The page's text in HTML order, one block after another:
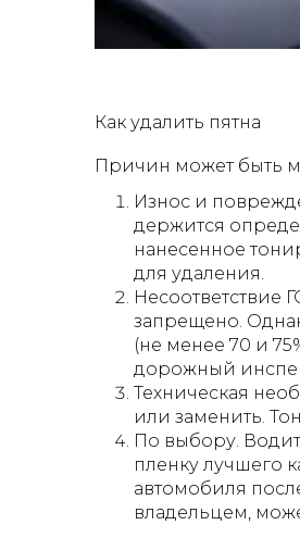
Как удалить пятна
Причин может быть
Износ и
держится
нанесенное
для удаления.
Несоответствие
запрещено.
(не менее 70 и
дорожный
Техническая
или заменить.
По выбору.
пленку лучшего
автомобиля
владельцем,